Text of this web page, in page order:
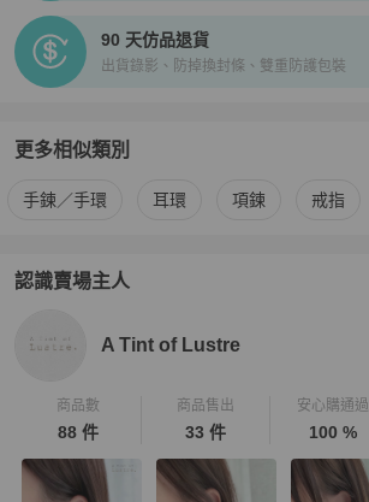
90 天仿品退貨
出貨錄影、防掉換封條、雙重防護包裝
更多相似類別
更多Les Nereides 女士配件 相似商品推薦
手鍊／手環 耳環 項鍊 戒指
認識賣場主人
PopChill 拍拍圈嚴選賣家
A Tint of Lustre
商品數
88 件
商品售出
33 件
安心購通過
100 %